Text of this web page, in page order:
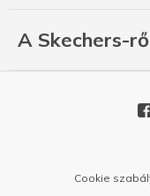
A Skechers-
Cookie